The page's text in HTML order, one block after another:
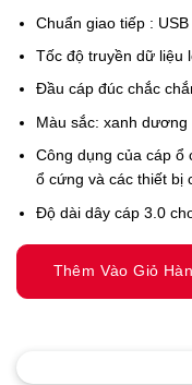
Chuẩn giao tiếp :
Tốc độ truyền dữ liệu
Đầu cáp đúc chắc
Màu sắc: xanh dương
Công dụng của cáp ổ
ổ cứng và các thiết bị
Độ dài dây cáp 3.0
Thêm Vào Giỏ